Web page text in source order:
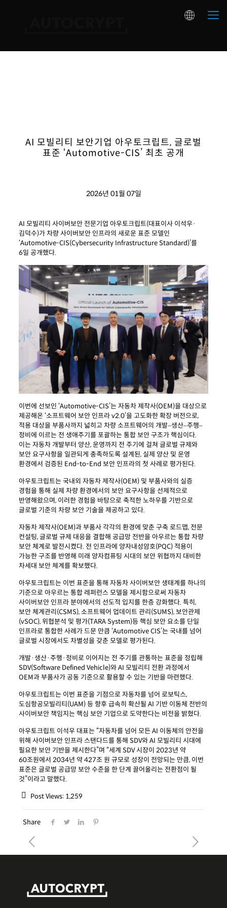
AI 모빌리티 보안기업 아우토크립트, 글로벌
표준 ‘Automotive-CIS’ 최초 공개
2026년 01월 07일
AI 모빌리티 사이버보안 전문기업 아우토크립트(대표이사 이석우·
김덕수)가 차량 사이버보안 인프라의 새로운 표준 모델인
‘Automotive-CIS(Cybersecurity Infrastructure Standard)’를
6일 공개했다.
이번에 선보인 ‘Automotive-CIS’는 자동차 제작사(OEM)을 대상으로
제공해온 ‘소프트웨어 보안 인프라 v2.0’을 고도화한 확장 버전으로,
적용 대상을 부품사까지 넓히고 차량 소프트웨어의 개발–생산–주행–
정비에 이르는 전 생애주기를 포괄하는 통합 보안 구조가 핵심이다.
이는 자동차 개발부터 양산, 운영까지 전 주기에 걸쳐 글로벌 규제와
보안 요구사항을 일관되게 충족하도록 설계된, 실제 양산 및 운영
환경에서 검증된 End-to-End 보안 인프라의 첫 사례로 평가된다.
아우토크립트는 국내외 자동차 제작사(OEM) 및 부품사와의 실증
경험을 통해 실제 차량 환경에서의 보안 요구사항을 선제적으로
반영해왔으며, 이러한 경험을 바탕으로 축적한 노하우를 기반으로
글로벌 기준의 차량 보안 기술을 제공하고 있다.
자동차 제작사(OEM)과 부품사 각각의 환경에 맞춘 구축 로드맵, 전문
컨설팅, 글로벌 규제 대응을 결합해 공급망 전반을 아우르는 통합 차량
보안 체계로 발전시켰다. 전 인프라에 양자내성암호(PQC) 적용이
가능한 구조를 반영해 미래 양자컴퓨팅 시대의 보안 위협까지 대비한
차세대 보안 체계를 확보했다.
아우토크립트는 이번 표준을 통해 자동차 사이버보안 생태계를 하나의
기준으로 아우르는 통합 레퍼런스 모델을 제시함으로써 자동차
사이버보안 인프라 분야에서의 선도적 입지를 한층 강화했다. 특히,
보안 체계관리(CSMS), 소프트웨어 업데이트 관리(SUMS), 보안관제
(vSOC), 위협분석 및 평가(TARA System)등 핵심 보안 요소를 단일
인프라로 통합한 사례가 드문 만큼 ‘Automotive CIS’는 국내를 넘어
글로벌 시장에서도 차별성을 갖춘 모델로 평가된다.
개발·생산·주행·정비로 이어지는 전 주기를 관통하는 표준을 정립해
SDV(Software Defined Vehicle)와 AI 모빌리티 전환 과정에서
OEM과 부품사가 공동 기준으로 활용할 수 있는 기반을 마련했다.
아우토크립트는 이번 표준을 기점으로 자동차를 넘어 로보틱스,
도심항공모빌리티(UAM) 등 향후 급속히 확산될 AI 기반 이동체 전반의
사이버보안 책임지는 핵심 보안 기업으로 도약한다는 비전을 밝혔다.
아우토크립트 이석우 대표는 “자동차를 넘어 모든 AI 이동체의 안전을
위해 사이버보안 인프라 스탠다드를 통해 SDV와 AI 모빌리티 시대에
필요한 보안 기반을 제시한다”며 “세계 SDV 시장이 2023년 약
60조원에서 2034년 약 427조 원 규모로 성장이 전망되는 만큼, 이번
표준은 글로벌 공급망 보안 수준을 한 단계 끌어올리는 전환점이 될
것”이라고 말했다.
Post Views: 1,259
Share